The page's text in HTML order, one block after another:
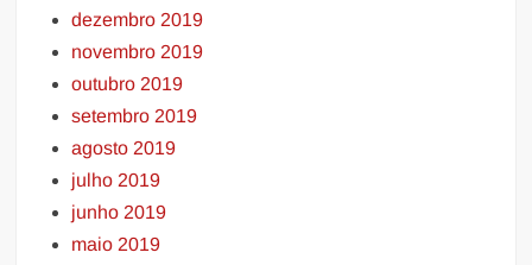
dezembro 2019
novembro 2019
outubro 2019
setembro 2019
agosto 2019
julho 2019
junho 2019
maio 2019